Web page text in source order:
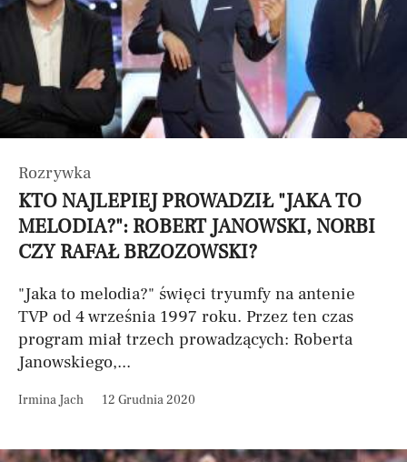
Rozrywka
KTO NAJLEPIEJ PROWADZIŁ "JAKA TO
MELODIA?": ROBERT JANOWSKI, NORBI
CZY RAFAŁ BRZOZOWSKI?
"Jaka to melodia?" święci tryumfy na antenie
TVP od 4 września 1997 roku. Przez ten czas
program miał trzech prowadzących: Roberta
Janowskiego,...
Irmina Jach 12 Grudnia 2020